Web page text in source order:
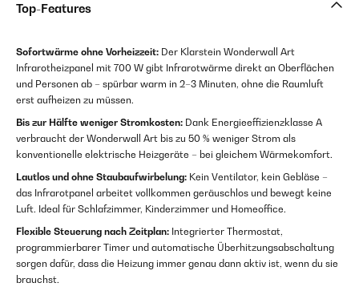
Top-Features
Sofortwärme ohne Vorheizzeit: Der Klarstein Wonderwall Art
Infrarotheizpanel mit 700 W gibt Infrarotwärme direkt an Oberflächen
und Personen ab – spürbar warm in 2–3 Minuten, ohne die Raumluft
erst aufheizen zu müssen.
Bis zur Hälfte weniger Stromkosten: Dank Energieeffizienzklasse A
verbraucht der Wonderwall Art bis zu 50 % weniger Strom als
konventionelle elektrische Heizgeräte – bei gleichem Wärmekomfort.
Lautlos und ohne Staubaufwirbelung: Kein Ventilator, kein Gebläse –
das Infrarotpanel arbeitet vollkommen geräuschlos und bewegt keine
Luft. Ideal für Schlafzimmer, Kinderzimmer und Homeoffice.
Flexible Steuerung nach Zeitplan: Integrierter Thermostat,
programmierbarer Timer und automatische Überhitzungsabschaltung
sorgen dafür, dass die Heizung immer genau dann aktiv ist, wenn du sie
brauchst.